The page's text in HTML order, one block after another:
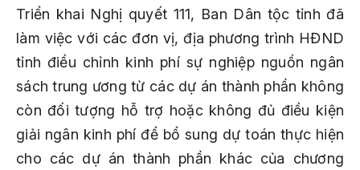
Triển khai Nghị quyết 111, Ban Dân tộc tỉnh đã
làm việc với các đơn vị, địa phương trình HĐND
tỉnh điều chỉnh kinh phí sự nghiệp nguồn ngân
sách trung ương từ các dự án thành phần không
còn đối tượng hỗ trợ hoặc không đủ điều kiện
giải ngân kinh phí để bổ sung dự toán thực hiện
cho các dự án thành phần khác của chương